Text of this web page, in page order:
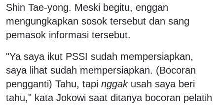
Shin Tae-yong. Meski begitu, enggan
mengungkapkan sosok tersebut dan sang
pemasok informasi tersebut.
"Ya saya ikut PSSI sudah mempersiapkan,
saya lihat sudah mempersiapkan. (Bocoran
pengganti) Tahu, tapi nggakusah saya beri
tahu," kata Jokowi saat ditanya bocoran pelatih